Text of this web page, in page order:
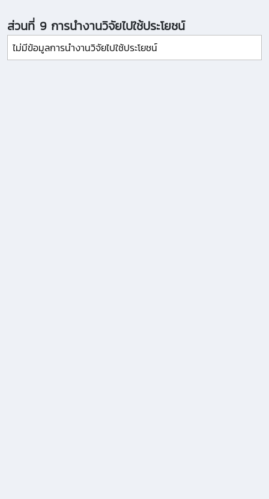
ส่วนที่ 9 การนำงานวิจัยไปใช้ประโยชน์
ไม่มีข้อมูลการนำงานวิจัยไปใช้ประโยชน์